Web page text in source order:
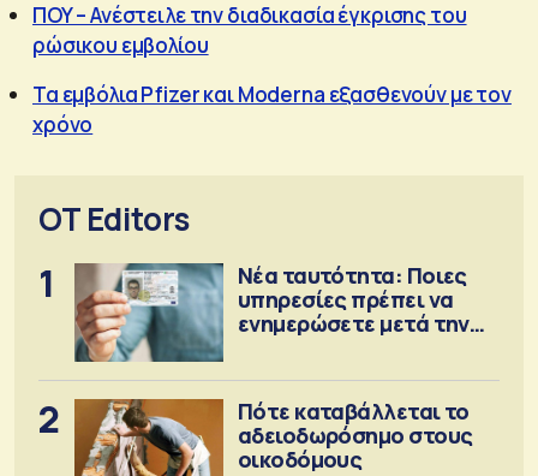
ΠΟΥ – Ανέστειλε την διαδικασία έγκρισης του
ρώσικου εμβολίου
Τα εμβόλια Pfizer και Moderna εξασθενούν με τον
χρόνο
OT Editors
1
Νέα ταυτότητα: Ποιες
υπηρεσίες πρέπει να
ενημερώσετε μετά την
2
Πότε καταβάλλεται το
αδειοδωρόσημο στους
οικοδόμους